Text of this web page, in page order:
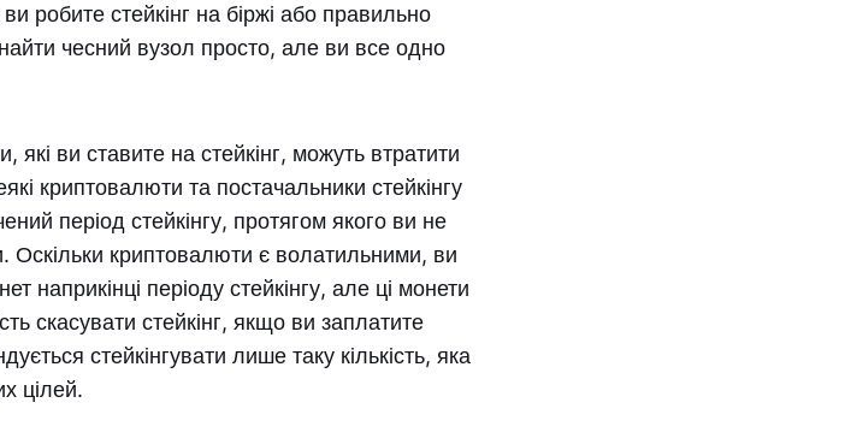
робите стейкінг на біржі або правильно
чесний вузол просто, але ви все одно
ви ставите на стейкінг, можуть втратити
криптовалюти та постачальники стейкінгу
період стейкінгу, протягом якого ви не
Оскільки криптовалюти є волатильними, ви
наприкінці періоду стейкінгу, але ці монети
скасувати стейкінг, якщо ви заплатите
стейкінгувати лише таку кількість, яка
цілей.